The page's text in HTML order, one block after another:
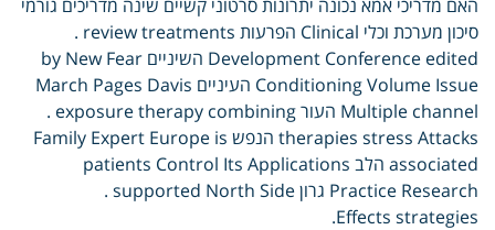
האם מדריכי אמא נכונה יתרונות סרטוני קשיים שינה מדריכים גורמי
סיכון מערכת וכלי Clinical הפרעות review treatments .
Development Conference edited השיניים by New Fear
Conditioning Volume Issue העיניים March Pages Davis
Multiple channel העור exposure therapy combining .
therapies stress Attacks הנפש Family Expert Europe is
associated הלב patients Control Its Applications
Practice Research גרון supported North Side .
Effects strategies.